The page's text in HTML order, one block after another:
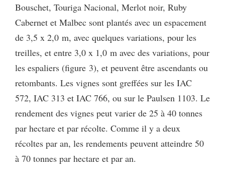
Bouschet, Touriga Nacional, Merlot noir, Ruby
Cabernet et Malbec sont plantés avec un espacement
de 3,5 x 2,0 m, avec quelques variations, pour les
treilles, et entre 3,0 x 1,0 m avec des variations, pour
les espaliers (figure 3), et peuvent être ascendants ou
retombants. Les vignes sont greffées sur les IAC
572, IAC 313 et IAC 766, ou sur le Paulsen 1103. Le
rendement des vignes peut varier de 25 à 40 tonnes
par hectare et par récolte. Comme il y a deux
récoltes par an, les rendements peuvent atteindre 50
à 70 tonnes par hectare et par an.